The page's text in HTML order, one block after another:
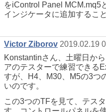
をiControl Panel MCM.mq5
インジケータに追加するこ
Victor Ziborov 2019.02.19
Konstantinさん、土曜日か
アのテスターで練習できる
すが、H4、M30、M5の3つ
いのです。
この3つのTFを見て、テス